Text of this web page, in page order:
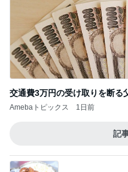
交通費3万円の受け取りを断る
Amebaトピックス 1日前
記